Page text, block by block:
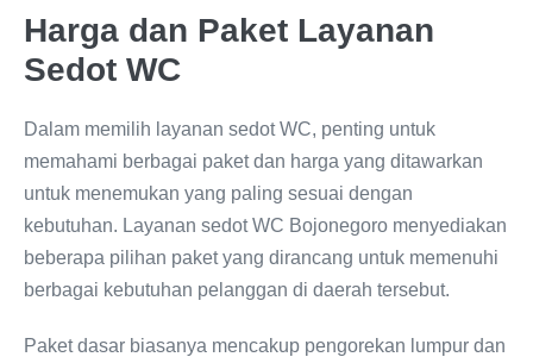
Harga dan Paket Layanan
Sedot WC
Dalam memilih layanan sedot WC, penting untuk
memahami berbagai paket dan harga yang ditawarkan
untuk menemukan yang paling sesuai dengan
kebutuhan. Layanan sedot WC Bojonegoro menyediakan
beberapa pilihan paket yang dirancang untuk memenuhi
berbagai kebutuhan pelanggan di daerah tersebut.
Paket dasar biasanya mencakup pengorekan lumpur dan